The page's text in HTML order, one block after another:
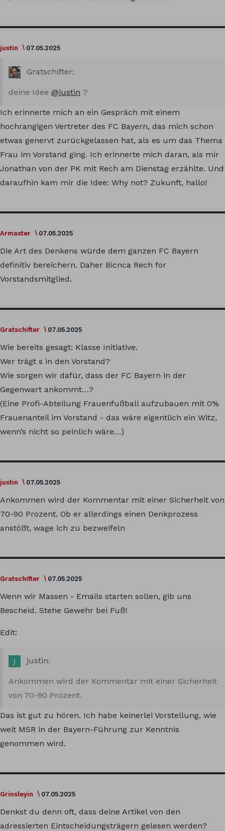
justin 07.05.2025
Gratschifter:
deine Idee @justin ?
Ich erinnerte mich an ein Gespräch mit einem
hochrangigen Vertreter des FC Bayern, das mich schon
etwas genervt zurückgelassen hat, als es um das Thema
Frau im Vorstand ging. Ich erinnerte mich daran, als mir
Jonathan von der PK mit Rech am Dienstag erzählte. Und
daraufhin kam mir die Idee: Why not? Zukunft, hallo!
Armaster 07.05.2025
Die Art des Denkens würde dem ganzen FC Bayern
definitiv bereichern. Daher Bicnca Rech for
Vorstandsmitglied.
Gratschifter 07.05.2025
Wie bereits gesagt: Klasse Initiative.
Wer trägt s in den Vorstand?
Wie sorgen wir dafür, dass der FC Bayern in der
Gegenwart ankommt…?
(Eine Profi-Abteilung Frauenfußball aufzubauen mit 0%
Frauenanteil im Vorstand - das wäre eigentlich ein Witz,
wenn’s nicht so peinlich wäre…)
justin 07.05.2025
Ankommen wird der Kommentar mit einer Sicherheit von
70-90 Prozent. Ob er allerdings einen Denkprozess
anstößt, wage ich zu bezweifeln
Gratschifter 07.05.2025
Wenn wir Massen - Emails starten sollen, gib uns
Bescheid. Stehe Gewehr bei Fuß!
Edit:
justin:
Ankommen wird der Kommentar mit einer Sicherheit
von 70-90 Prozent.
Das ist gut zu hören. Ich habe keinerlei Vorstellung, wie
weit MSR in der Bayern-Führung zur Kenntnis
genommen wird.
Grinsleyin 07.05.2025
Denkst du denn oft, dass deine Artikel von den
adressierten Eintscheidungsträgern gelesen werden?